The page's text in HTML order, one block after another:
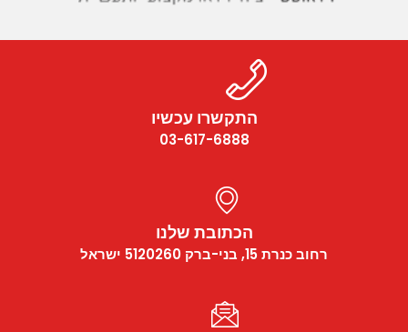
התקשרו עכשיו
03-617-6888
הכתובת שלנו
רחוב כנרת 15, בני-ברק 5120260 ישראל